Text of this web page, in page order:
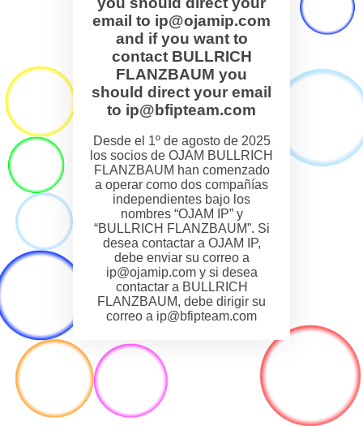
email to ip@ojamip.com
and if you want to
contact BULLRICH
FLANZBAUM you
should direct your email
to ip@bfipteam.com
Desde el 1º de agosto de 2025
los socios de OJAM BULLRICH
FLANZBAUM han comenzado
a operar como dos compañías
independientes bajo los
nombres “OJAM IP” y
“BULLRICH FLANZBAUM”. Si
desea contactar a OJAM IP,
debe enviar su correo a
ip@ojamip.com y si desea
contactar a BULLRICH
FLANZBAUM, debe dirigir su
correo a ip@bfipteam.com